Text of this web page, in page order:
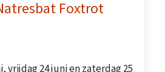
Foxtrot
vrijdag 24 juni en zaterdag 25